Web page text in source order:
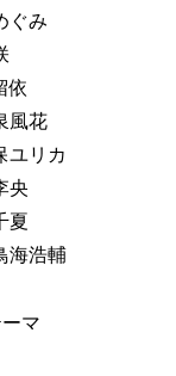
ぐみ
依
風花
ユリカ
央
夏
海浩輔
マ